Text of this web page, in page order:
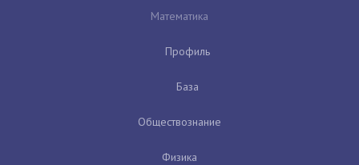
Математика
Профиль
База
Обществознание
Физика